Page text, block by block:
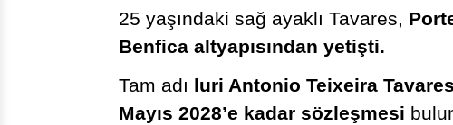
25 yaşındaki sağ ayaklı Tavares,
Benfica altyapısından yetişti.
Tam adı luri Antonio Teixeira Tavares
Mayıs 2028’e kadar sözleşmesi